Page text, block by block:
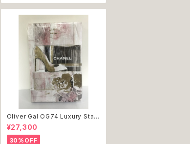
Oliver Gal OG74 Luxury Stac
ked Shoes Rose Giftbox 絵
アート インテリア お祝い 贈り物
プレゼント 結婚 新築 開店 周年 バ
¥27,300
30%OFF